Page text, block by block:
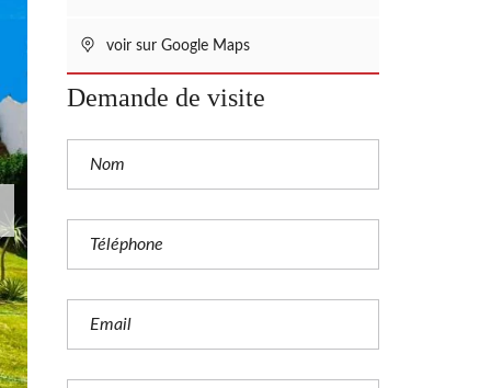
voir sur Google Maps
Demande de visite